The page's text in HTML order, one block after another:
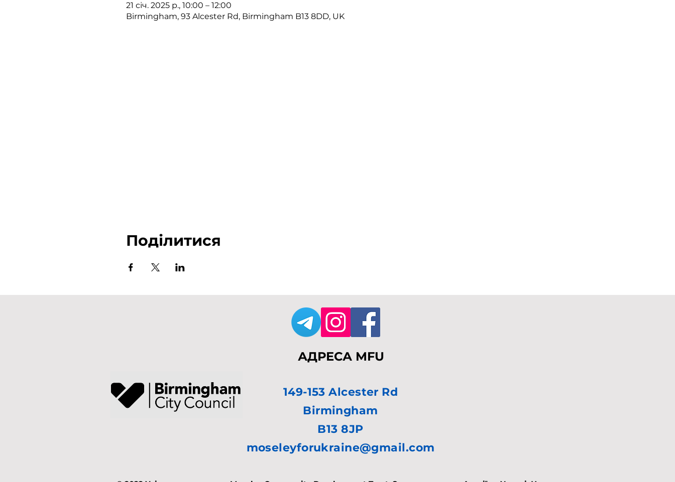
21 січ. 2025 р., 10:00 – 12:00
Birmingham, 93 Alcester Rd, Birmingham B13 8DD, UK
Поділитися
АДРЕСА MFU
149-153 Alcester Rd
Birmingham
B13 8JP
moseleyforukraine@gmail.com